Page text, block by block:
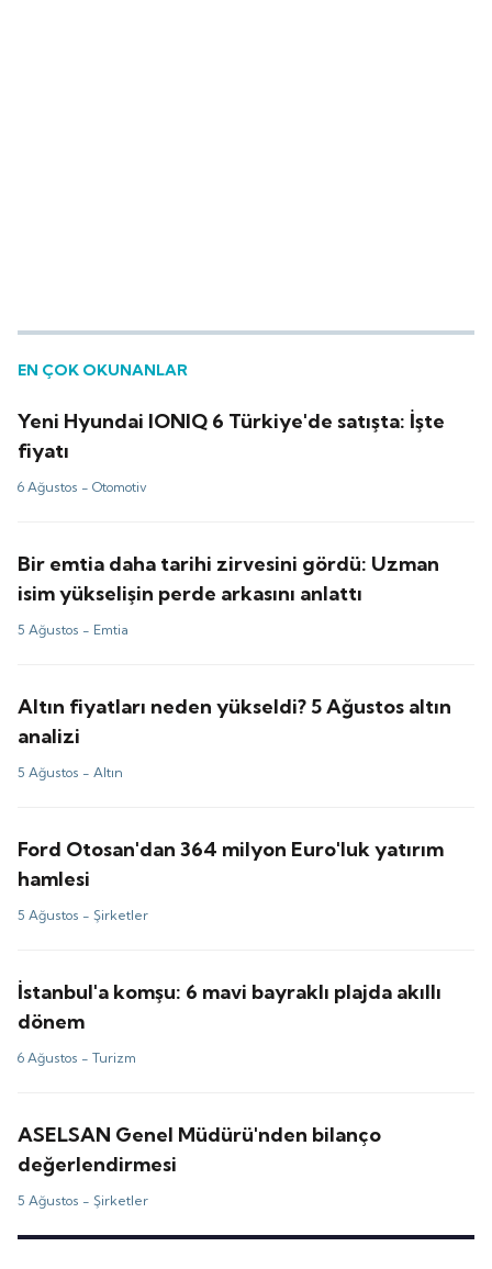
EN ÇOK OKUNANLAR
Yeni Hyundai IONIQ 6 Türkiye'de satışta: İşte
fiyatı
6 Ağustos -Otomotiv
Bir emtia daha tarihi zirvesini gördü: Uzman
isim yükselişin perde arkasını anlattı
5 Ağustos - Emtia
Altın fiyatları neden yükseldi? 5 Ağustos altın
analizi
5 Ağustos -Altın
Ford Otosan'dan 364 milyon Euro'luk yatırım
hamlesi
5 Ağustos -Şirketler
İstanbul'a komşu: 6 mavi bayraklı plajda akıllı
dönem
6 Ağustos -Turizm
ASELSAN Genel Müdürü'nden bilanço
değerlendirmesi
5 Ağustos -Şirketler